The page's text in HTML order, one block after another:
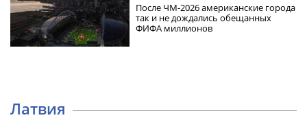
После ЧМ-2026 американские города
так и не дождались обещанных
ФИФА миллионов
Латвия